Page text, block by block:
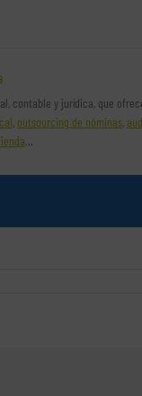
contable y jurídica, que
, outsourcing de nóminas,
…